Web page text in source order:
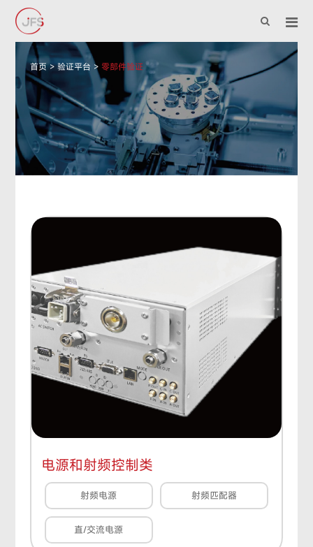
首页>验证平台 > 零部件验证
电源和射频控制类
射频电源 射频匹配器
直/交流电源